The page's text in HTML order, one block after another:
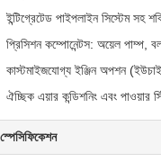
ইন্টিগ্রেটেড পাইপলাইন সিস্টেম সহ
প্রিসিশন কম্পোনেন্টস: অয়েল পাম্প,
কাস্টমাইজযোগ্য ইঞ্জিন অপশন
ঐচ্ছিক এয়ার কন্ডিশনিং এবং পাওয়ার
স্পেসিফিকেশন